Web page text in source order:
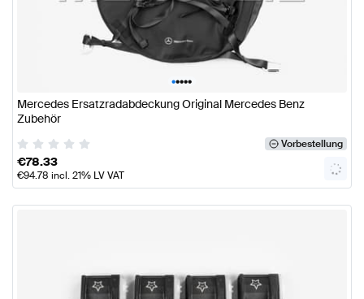
•••••
Mercedes Ersatzradabdeckung Original Mercedes Benz
Zubehör
Vorbestellung
€78.33
€94.78 incl. 21% LV VAT